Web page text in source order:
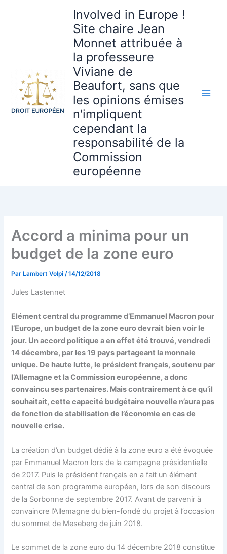
Involved in Europe !
Site chaire Jean
Monnet attribuée à
la professeure
Viviane de
Beaufort, sans que
les opinions émises
n'impliquent
cependant la
responsabilité de la
Commission
européenne
Accord a minima pour un
budget de la zone euro
Par Lambert Volpi/14/12/2018
Jules Lastennet
Elément central du programme d’Emmanuel Macron pour
l’Europe, un budget de la zone euro devrait bien voir le
jour. Un accord politique a en effet été trouvé, vendredi
14 décembre, par les 19 pays partageant la monnaie
unique. De haute lutte, le président français, soutenu par
l’Allemagne et la Commission européenne, a donc
convaincu ses partenaires. Mais contrairement à ce qu’il
souhaitait, cette capacité budgétaire nouvelle n’aura pas
de fonction de stabilisation de l’économie en cas de
nouvelle crise.
La création d’un budget dédié à la zone euro a été évoquée
par Emmanuel Macron lors de la campagne présidentielle
de 2017. Puis le président français en a fait un élément
central de son programme européen, lors de son discours
de la Sorbonne de septembre 2017. Avant de parvenir à
convaincre l’Allemagne du bien-fondé du projet à l’occasion
du sommet de Meseberg de juin 2018.
Le sommet de la zone euro du 14 décembre 2018 constitue